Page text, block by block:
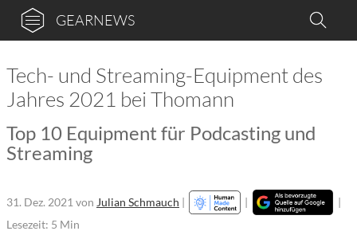
GEARNEWS
Tech- und Streaming-Equipment des
Jahres 2021 bei Thomann
Top 10 Equipment für Podcasting und
Streaming
31. Dez. 2021 von Julian Schmauch | |
|
Lesezeit: 5 Min